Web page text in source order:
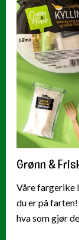
Grønn &
Våre fargerike
du er på
hva som gjør